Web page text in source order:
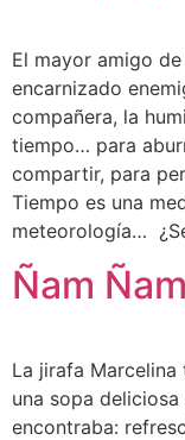
El mayor amigo
encarnizado
compañera, la
tiempo… para
compartir, para
Tiempo es una
meteorología…
Ñam
La jirafa Marcelina
una sopa
encontraba: